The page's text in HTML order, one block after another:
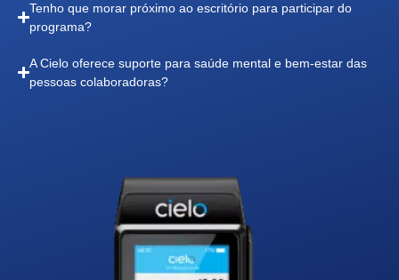
Tenho que morar próximo ao escritório para participar do
programa?
A Cielo oferece suporte para saúde mental e bem-estar das
pessoas colaboradoras?